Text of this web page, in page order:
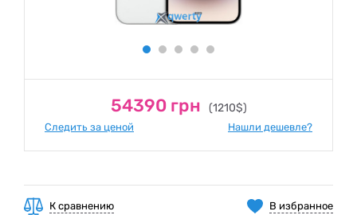
54390 грн (1210$)
Следить за ценой Нашли дешевле?
В избранное
К сравнению